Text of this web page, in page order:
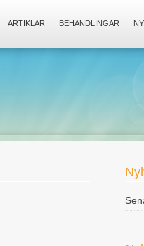
ARTIKLAR BEHANDLINGAR